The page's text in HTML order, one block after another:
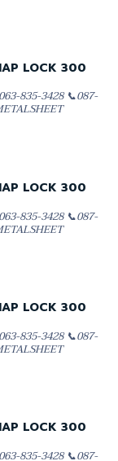
LOCK 300
835-3428 📞087-
LOCK 300
835-3428 📞087-
LOCK 300
835-3428 📞087-
LOCK 300
835-3428 📞087-